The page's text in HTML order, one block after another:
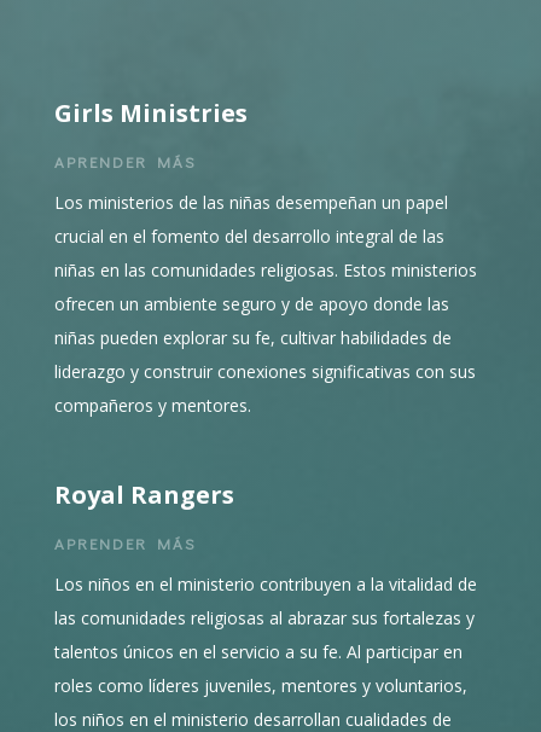
Girls Ministries
APRENDER MÁS
Los ministerios de las niñas desempeñan un papel
crucial en el fomento del desarrollo integral de las
niñas en las comunidades religiosas. Estos ministerios
ofrecen un ambiente seguro y de apoyo donde las
niñas pueden explorar su fe, cultivar habilidades de
liderazgo y construir conexiones significativas con sus
compañeros y mentores.
Royal Rangers
APRENDER MÁS
Los niños en el ministerio contribuyen a la vitalidad de
las comunidades religiosas al abrazar sus fortalezas y
talentos únicos en el servicio a su fe. Al participar en
roles como líderes juveniles, mentores y voluntarios,
los niños en el ministerio desarrollan cualidades de